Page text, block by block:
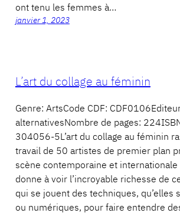
ont tenu les femmes à…
janvier 1, 2023
L’art du collage au féminin
Genre: ArtsCode CDF:
alternativesNombre de pages:
304056-5L’art du collage au féminin
travail de 50 artistes de premier plan
scène contemporaine et internationale
donne à voir l’incroyable richesse de
qui se jouent des techniques, qu’elles
ou numériques, pour faire entendre